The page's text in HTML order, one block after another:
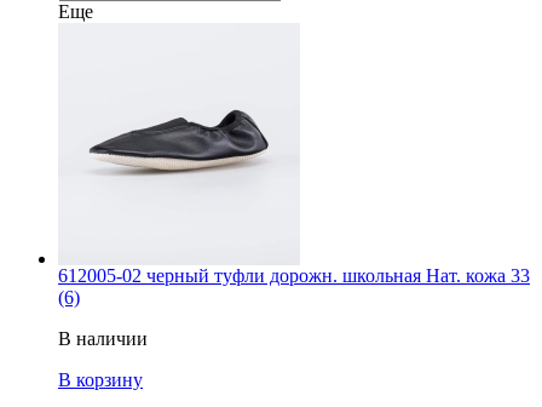
Еще
612005-02 черный туфли дорожн. школьная Нат. кожа 33
(6)
В наличии
В корзину